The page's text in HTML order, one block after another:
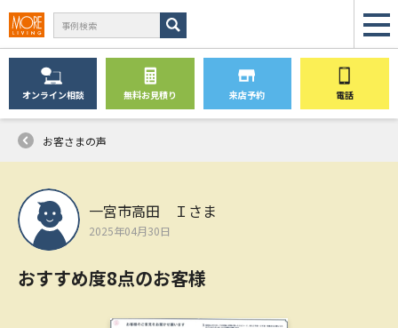
オンライン相談 無料お見積り 来店予約 電話
お客さまの声
一宮市高田 Ｉさま
2025年04月30日
おすすめ度8点のお客様